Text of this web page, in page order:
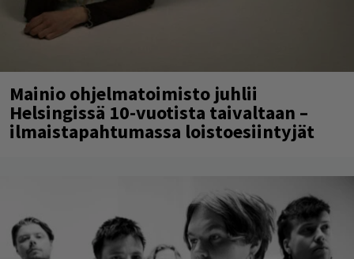
Mainio ohjelmatoimisto juhlii
Helsingissä 10-vuotista taivaltaan –
ilmaistapahtumassa loistoesiintyjät